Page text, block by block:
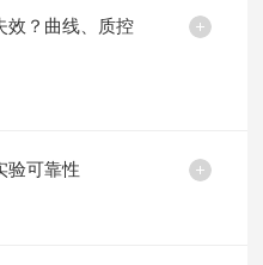
效？曲线、质控
验可靠性